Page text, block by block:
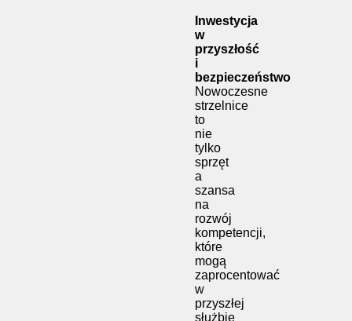
Inwestycja
w
przyszłość
i
bezpieczeństwo
Nowoczesne
strzelnice
to
nie
tylko
sprzęt
a
szansa
na
rozwój
kompetencji,
które
mogą
zaprocentować
w
przyszłej
służbie